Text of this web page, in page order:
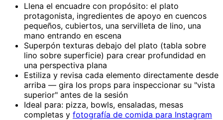
Llena el encuadre con propósito: el plato
protagonista, ingredientes de apoyo en cuencos
pequeños, cubiertos, una servilleta de lino, una
mano entrando en escena
Superpón texturas debajo del plato (tabla sobre
lino sobre superficie) para crear profundidad en
una perspectiva plana
Estiliza y revisa cada elemento directamente desde
arriba — gira los props para inspeccionar su "vista
superior" antes de la sesión
Ideal para: pizza, bowls, ensaladas, mesas
completas y fotografía de comida para Instagram